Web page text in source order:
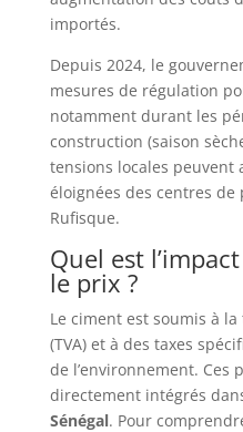
importés.
Depuis 2024, le
mesures de régulation
notamment durant les
construction (saison
tensions locales peuvent
éloignées des centres
Rufisque.
Quel est
le prix ?
Le ciment est soumis à
(TVA) et à des taxes
de l’environnement. Ces
directement intégrés
Sénégal. Pour